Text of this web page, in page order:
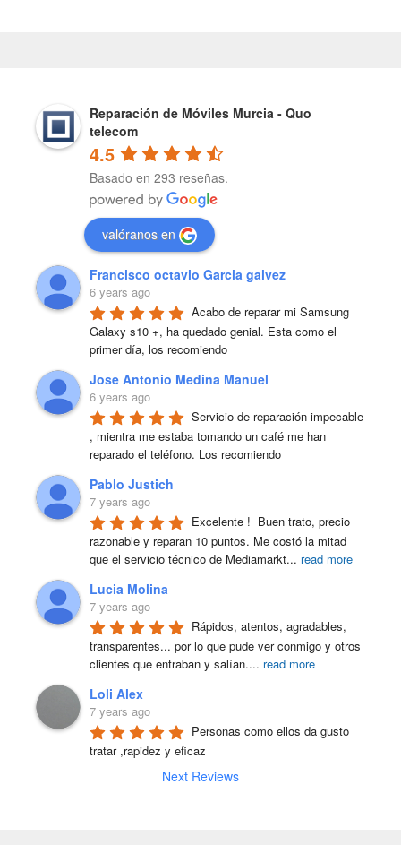
Reparación de Móviles Murcia - Quo
telecom
4.5
Basado en 293 reseñas.
valóranos en
Francisco octavio Garcia galvez
6 years ago
Acabo de reparar mi Samsung
Galaxy s10 +, ha quedado genial. Esta como el
primer día, los recomiendo
Jose Antonio Medina Manuel
6 years ago
Servicio de reparación impecable
, mientra me estaba tomando un café me han
reparado el teléfono. Los recomiendo
Pablo Justich
7 years ago
Excelente !  Buen trato, precio
razonable y reparan 10 puntos. Me costó la mitad
que el servicio técnico de Mediamarkt... read more
Lucia Molina
7 years ago
Rápidos, atentos, agradables,
transparentes... por lo que pude ver conmigo y otros
clientes que entraban y salían.... read more
Loli Alex
7 years ago
Personas como ellos da gusto
tratar ,rapidez y eficaz
Next Reviews